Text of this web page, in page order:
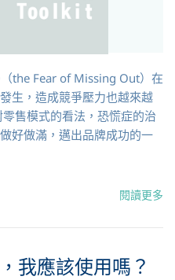
the Fear of Missing Out）在
生，造成競爭壓力也越來越
售模式的看法，恐慌症的治
好做滿，邁出品牌成功的一
閱讀更多
我應該使用嗎？